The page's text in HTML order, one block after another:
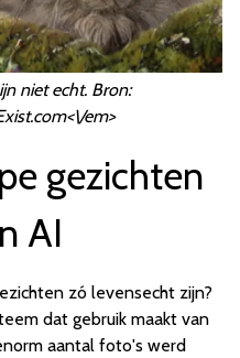
niet echt. Bron:
em>
gezichten
AI
zó levensecht zijn?
dat gebruik maakt van
aantal foto's werd